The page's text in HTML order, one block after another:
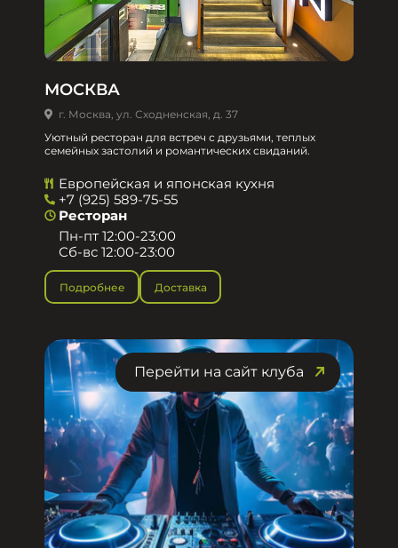
МОСКВА
г. Москва, ул. Сходненская, д. 37
Уютный ресторан для встреч с друзьями, теплых
семейных застолий и романтических свиданий.
Европейская и японская кухня
+7 (925) 589-75-55
Ресторан
Пн-пт 12:00-23:00
Сб-вс 12:00-23:00
Подробнее Доставка
Перейти на сайт клуба